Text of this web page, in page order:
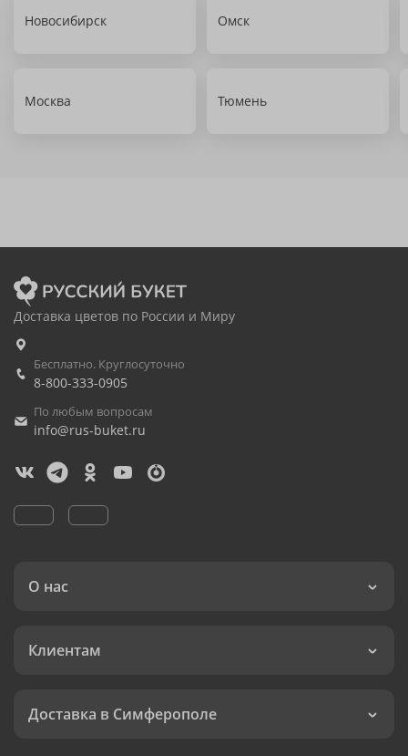
Новосибирск Омск
Москва Тюмень
Доставка цветов по России и Миру
Бесплатно. Круглосуточно
8-800-333-0905
По любым вопросам
info@rus-buket.ru
О нас
Клиентам
Доставка в Симферополе